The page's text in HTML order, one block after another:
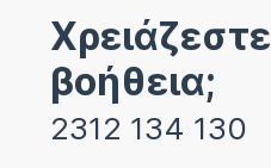
Χρειάζεστε
βοήθεια;
2312 134 130